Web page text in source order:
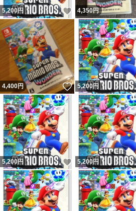
5,200 円 いいね！
4,350円
4,400円 いいね！
5,200 円
5,200 円 いいね！
5,200 円